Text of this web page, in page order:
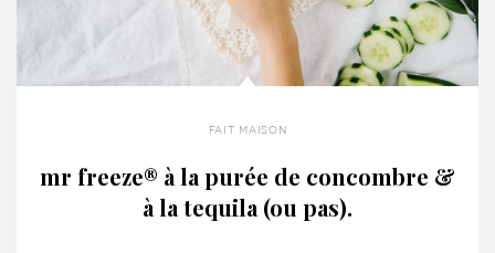
fait maison
mr freeze® à la purée de concombre &
à la tequila (ou pas).